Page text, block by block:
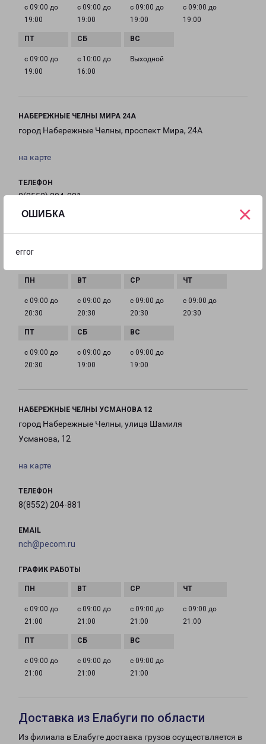
ОШИБКА
error
×
с 09:00 до
19:00
с 09:00 до
19:00
с 09:00 до
19:00
с 09:00 до
19:00
с 09:00 до
19:00
с 10:00 до
16:00
Выходной
НАБЕРЕЖНЫЕ ЧЕЛНЫ МИРА 24А
город Набережные Челны, проспект Мира, 24А
на карте
ТЕЛЕФОН
8(8552) 204-881
nch@pecom.ru
с 09:00 до
20:30
с 09:00 до
20:30
с 09:00 до
20:30
с 09:00 до
20:30
с 09:00 до
20:30
с 09:00 до
19:00
с 09:00 до
19:00
НАБЕРЕЖНЫЕ ЧЕЛНЫ УСМАНОВА 12
город Набережные Челны, улица Шамиля
Усманова, 12
на карте
ТЕЛЕФОН
8(8552) 204-881
EMAIL
nch@pecom.ru
ГРАФИК РАБОТЫ
с 09:00 до
21:00
с 09:00 до
21:00
с 09:00 до
21:00
с 09:00 до
21:00
с 09:00 до
21:00
с 09:00 до
21:00
с 09:00 до
21:00
Доставка из Елабуги по области
Из филиала в Елабуге доставка грузов осуществляется в